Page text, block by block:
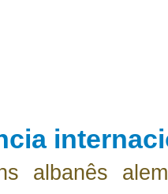
albanês